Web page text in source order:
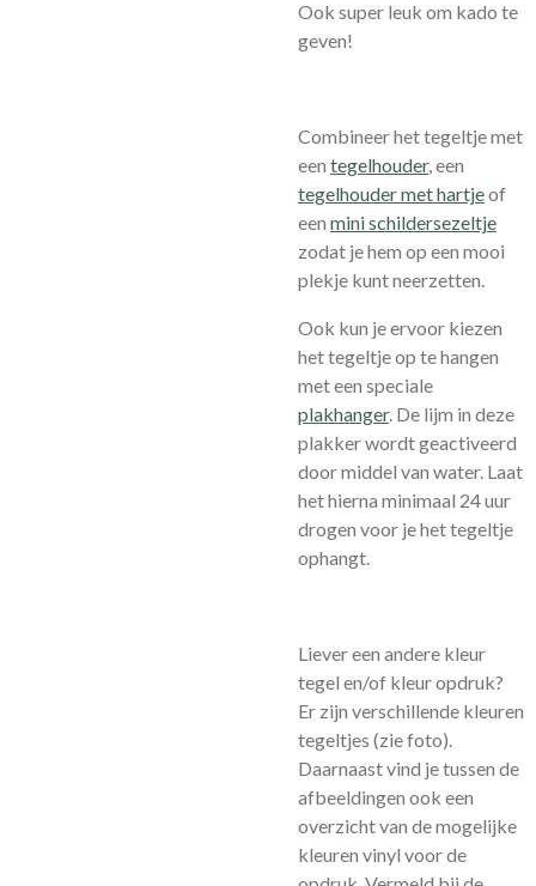
Ook super leuk om kado te
geven!
Combineer het tegeltje met
een tegelhouder, een
tegelhouder met hartjeof
een mini schildersezeltje
zodat je hem op een mooi
plekje kunt neerzetten.
Ook kun je ervoor kiezen
het tegeltje op te hangen
met een speciale
plakhanger. De lijm in deze
plakker wordt geactiveerd
door middel van water. Laat
het hierna minimaal 24 uur
drogen voor je het tegeltje
ophangt.
Liever een andere kleur
tegel en/of kleur opdruk?
Er zijn verschillende kleuren
tegeltjes (zie foto).
Daarnaast vind je tussen de
afbeeldingen ook een
overzicht van de mogelijke
kleuren vinyl voor de